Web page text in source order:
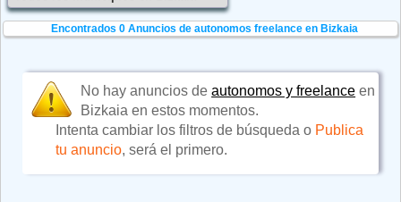
Encontrados 0 Anuncios de autonomos freelance en Bizkaia
No hay anuncios deautonomos y freelance en
Bizkaia en estos momentos.
Intenta cambiar los filtros de búsqueda o Publica
tu anuncio, será el primero.